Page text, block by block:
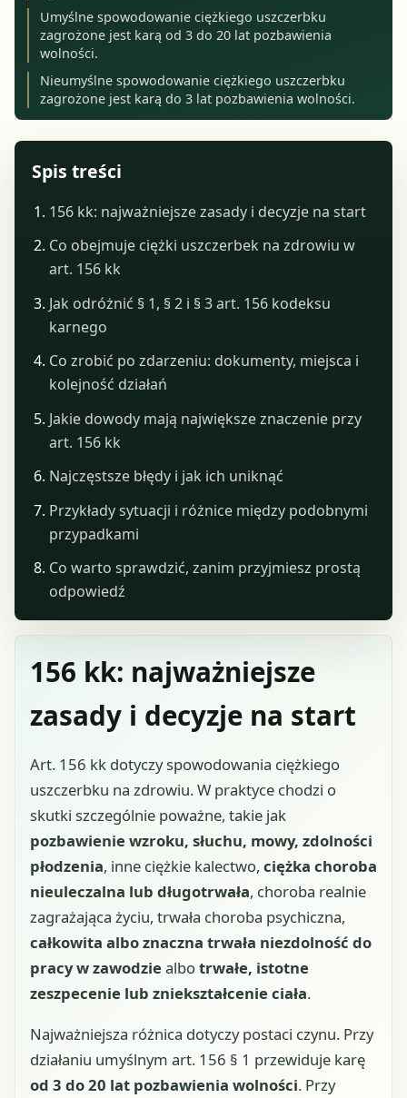
Umyślne spowodowanie ciężkiego uszczerbku
zagrożone jest karą od 3 do 20 lat pozbawienia
wolności.
Nieumyślne spowodowanie ciężkiego uszczerbku
zagrożone jest karą do 3 lat pozbawienia wolności.
156 kk: najważniejsze
zasady i decyzje na start
Art. 156 kk dotyczy spowodowania ciężkiego
uszczerbku na zdrowiu. W praktyce chodzi o
skutki szczególnie poważne, takie jak
pozbawienie wzroku, słuchu, mowy, zdolności
płodzenia, inne ciężkie kalectwo, ciężka choroba
nieuleczalna lub długotrwała, choroba realnie
zagrażająca życiu, trwała choroba psychiczna,
całkowita albo znaczna trwała niezdolność do
pracy w zawodzie albotrwałe, istotne
zeszpecenie lub zniekształcenie ciała.
Najważniejsza różnica dotyczy postaci czynu. Przy
działaniu umyślnym art. 156 § 1 przewiduje karę
od 3 do 20 lat pozbawienia wolności. Przy
Spis treści
156 kk: najważniejsze zasady i decyzje na start
Co obejmuje ciężki uszczerbek na zdrowiu w
art. 156 kk
Jak odróżnić § 1, § 2 i § 3 art. 156 kodeksu
karnego
Co zrobić po zdarzeniu: dokumenty, miejsca i
kolejność działań
Jakie dowody mają największe znaczenie przy
art. 156 kk
Najczęstsze błędy i jak ich uniknąć
Przykłady sytuacji i różnice między podobnymi
przypadkami
Co warto sprawdzić, zanim przyjmiesz prostą
odpowiedź